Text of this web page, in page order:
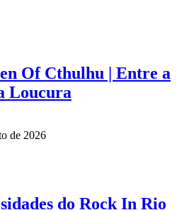
Of Cthulhu | Entre a
Loucura
de 2026
do Rock In Rio